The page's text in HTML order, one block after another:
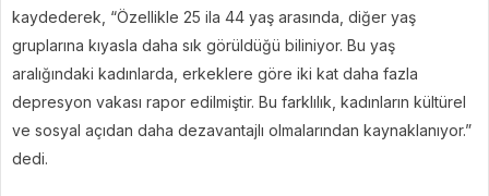
kaydederek, “Özellikle 25 ila 44 yaş arasında, diğer yaş
gruplarına kıyasla daha sık görüldüğü biliniyor. Bu yaş
aralığındaki kadınlarda, erkeklere göre iki kat daha fazla
depresyon vakası rapor edilmiştir. Bu farklılık, kadınların kültürel
ve sosyal açıdan daha dezavantajlı olmalarından kaynaklanıyor.”
dedi.